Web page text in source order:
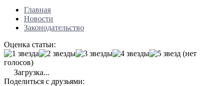
Главная
Новости
Законодательство
Оценка статьи:
(нет
голосов)
Загрузка...
Поделиться с друзьями: